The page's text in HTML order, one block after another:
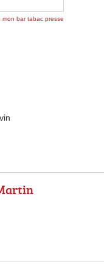
mon bar tabac presse